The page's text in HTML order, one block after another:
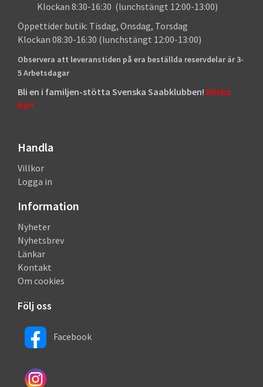
Klockan 8:30-16:30 (lunchstängt 12:00-13:00)
Öppettider butik: Tisdag, Onsdag, Torsdag
Klockan 08:30-16:30 (lunchstängt 12:00-13:00)
Observera att leveranstiden på era beställda reservdelar är 3-
5 Arbetsdagar
Bli en i familjen-stötta Svenska Saabklubben! Klicka
här!
Handla
Villkor
Logga in
Information
Nyheter
Nyhetsbrev
Länkar
Kontakt
Om cookies
Följ oss
Facebook